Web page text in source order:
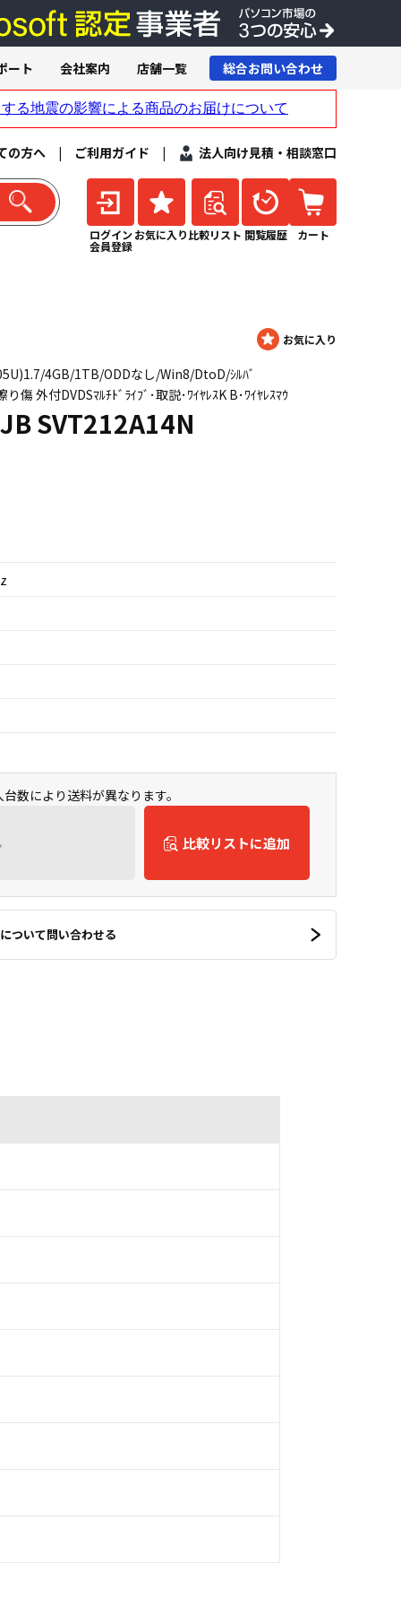
の方へ | ご利用ガイド | 法人向け見積・相談窓口
ログイン
会員登録
お気に入り 比較リスト 閲覧履歴 カート
ート 会社案内 店舗一覧 総合お問い合わせ
4GB/1TB/ODDなし/Win8/DtoD/ｼﾙﾊﾞ
傷 外付DVDSﾏﾙﾁﾄﾞﾗｲﾌﾞ･取説･ﾜｲﾔﾚｽK B･ﾜｲﾔﾚｽﾏｳ
SVT212A14N
により送料が異なります。
比較リストに追加
ついて問い合わせる